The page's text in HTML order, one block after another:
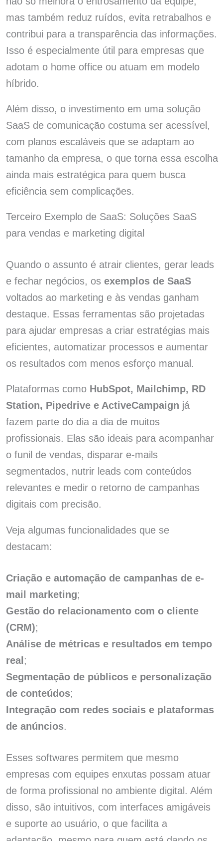
mas também reduz ruídos, evita retrabalhos e
contribui para a transparência das informações.
Isso é especialmente útil para empresas que
adotam o home office ou atuam em modelo
híbrido.
Além disso, o investimento em uma solução
SaaS de comunicação costuma ser acessível,
com planos escaláveis que se adaptam ao
tamanho da empresa, o que torna essa escolha
ainda mais estratégica para quem busca
eficiência sem complicações.
Terceiro Exemplo de SaaS: Soluções SaaS
para vendas e marketing digital
Quando o assunto é atrair clientes, gerar leads
e fechar negócios, os exemplos de SaaS
voltados ao marketing e às vendas ganham
destaque. Essas ferramentas são projetadas
para ajudar empresas a criar estratégias mais
eficientes, automatizar processos e aumentar
os resultados com menos esforço manual.
Plataformas como HubSpot, Mailchimp, RD
Station, Pipedrive e ActiveCampaign já
fazem parte do dia a dia de muitos
profissionais. Elas são ideais para acompanhar
o funil de vendas, disparar e-mails
segmentados, nutrir leads com conteúdos
relevantes e medir o retorno de campanhas
digitais com precisão.
Veja algumas funcionalidades que se
destacam:
Criação e automação de campanhas de e-
mail marketing;
Gestão do relacionamento com o cliente
(CRM);
Análise de métricas e resultados em tempo
real;
Segmentação de públicos e personalização
de conteúdos;
Integração com redes sociais e plataformas
de anúncios.
Esses softwares permitem que mesmo
empresas com equipes enxutas possam atuar
de forma profissional no ambiente digital. Além
disso, são intuitivos, com interfaces amigáveis
e suporte ao usuário, o que facilita a